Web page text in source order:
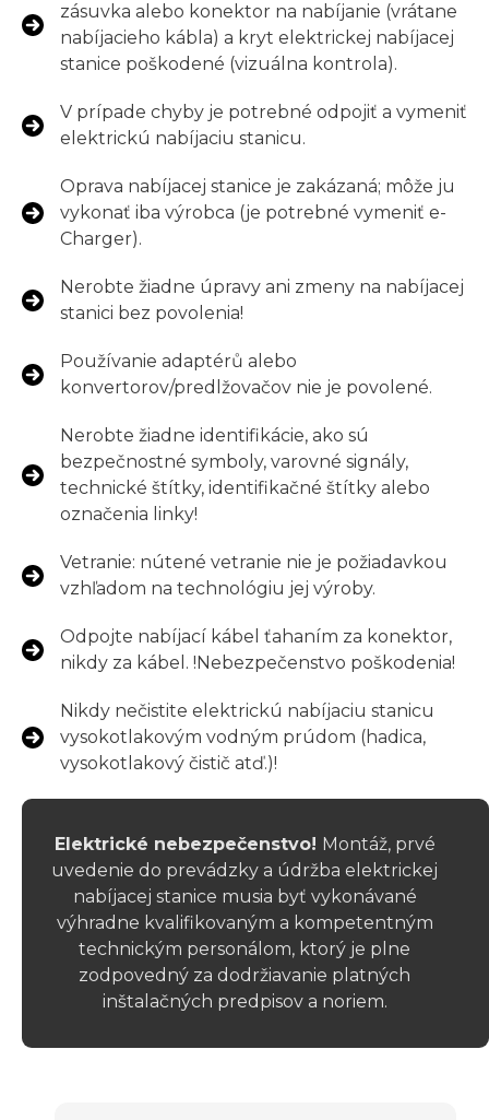
zásuvka alebo konektor na nabíjanie (vrátane
nabíjacieho kábla) a kryt elektrickej nabíjacej
stanice poškodené (vizuálna kontrola).
V prípade chyby je potrebné odpojiť a vymeniť
elektrickú nabíjaciu stanicu.
Oprava nabíjacej stanice je zakázaná; môže ju
vykonať iba výrobca (je potrebné vymeniť e-
Charger).
Nerobte žiadne úpravy ani zmeny na nabíjacej
stanici bez povolenia!
Používanie adaptérů alebo
konvertorov/predlžovačov nie je povolené.
Nerobte žiadne identifikácie, ako sú
bezpečnostné symboly, varovné signály,
technické štítky, identifikačné štítky alebo
označenia linky!
Vetranie: nútené vetranie nie je požiadavkou
vzhľadom na technológiu jej výroby.
Odpojte nabíjací kábel ťahaním za konektor,
nikdy za kábel. !Nebezpečenstvo poškodenia!
Nikdy nečistite elektrickú nabíjaciu stanicu
vysokotlakovým vodným prúdom (hadica,
vysokotlakový čistič atď.)!
Elektrické nebezpečenstvo! Montáž, prvé
uvedenie do prevádzky a údržba elektrickej
nabíjacej stanice musia byť vykonávané
výhradne kvalifikovaným a kompetentným
technickým personálom, ktorý je plne
zodpovedný za dodržiavanie platných
inštalačných predpisov a noriem.